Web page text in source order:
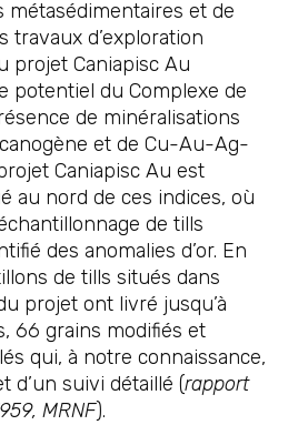
métasédimentaires et de
travaux d’exploration
projet Caniapisc Au
potentiel du Complexe de
de minéralisations
et de Cu-Au-Ag-
Caniapisc Au est
au nord de ces indices, où
de tills
des anomalies d’or. En
de tills situés dans
projet ont livré jusqu’à
66 grains modifiés et
qui, à notre connaissance,
d’un suivi détaillé (rapport
MRNF).